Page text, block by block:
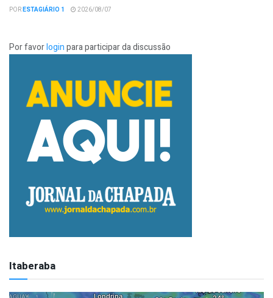
PORESTAGIÁRIO 1 2026/08/07
Por favorloginpara participar da discussão
Itaberaba